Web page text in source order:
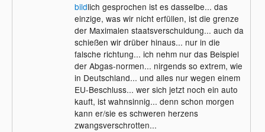
Deutschland ist eines der eifrigsten
Länder, die alles sobald es in Brüssel
Straßburg oder woanders in der EU
beschlossen wurde, so schnell wie möglich
einführt.
bildlich gesprochen ist es dasselbe... das
einzige, was wir nicht erfüllen, ist die grenze
der Maximalen staatsverschuldung... auch da
schießen wir drüber hinaus... nur in die
falsche richtung... ich nehm nur das Beispiel
der Abgas-normen... nirgends so extrem, wie
in Deutschland... und alles nur wegen einem
EU-Beschluss... wer sich jetzt noch ein auto
kauft, ist wahnsinnig... denn schon morgen
kann er/sie es schweren herzens
zwangsverschrotten...